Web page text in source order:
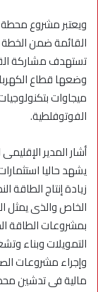
ويعتبر مشروع
الفوتوفلطية.
أشار المدير
يشهد حاليا
زيادة إنتاج الطاقة
الخاص والذى يمثل
بمشروعات الطاقة
التمويلات وبناء
وإجراء مشروعات
مالية فى تدشين